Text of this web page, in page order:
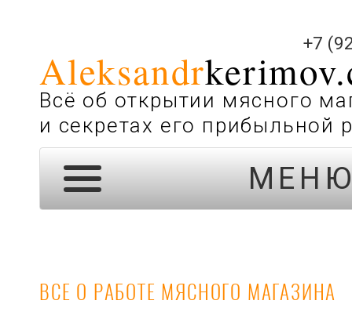
Aleksandr
Всё об открытии мясного
и секретах его прибыльной
+7
ВСЕ О РАБОТЕ МЯСНОГО МАГАЗИНА